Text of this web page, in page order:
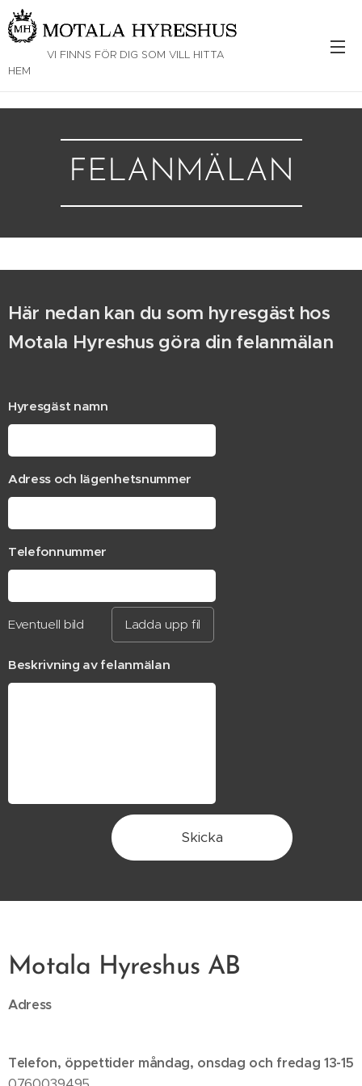
VI FINNS FÖR DIG SOM VILL HITTA
HEM
FELANMÄLAN
Här nedan kan du som hyresgäst hos
Motala Hyreshus göra din felanmälan
Hyresgäst namn
Adress och lägenhetsnummer
Telefonnummer
Eventuell bild Ladda upp fil
Beskrivning av felanmälan
Skicka
Motala Hyreshus AB
Adress
Telefon, öppettider måndag, onsdag och fredag 13-15